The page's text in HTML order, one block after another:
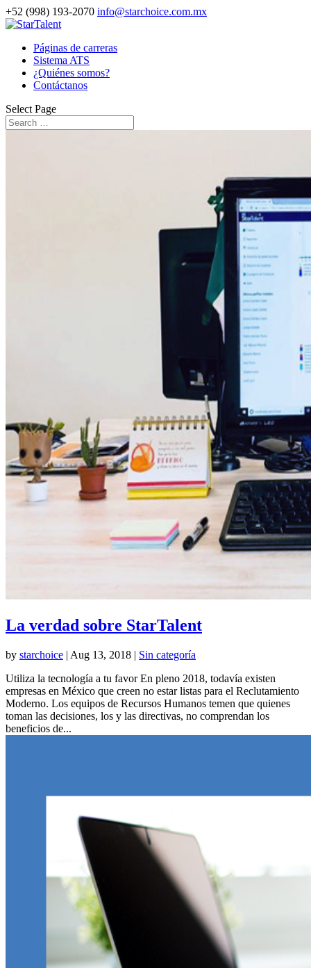
+52 (998) 193-2070 info@starchoice.com.mx
Páginas de carreras
Sistema ATS
¿Quiénes somos?
Contáctanos
Select Page
La verdad sobre StarTalent
by starchoice | Aug 13, 2018 | Sin categoría
Utiliza la tecnología a tu favor En pleno 2018, todavía existen
empresas en México que creen no estar listas para el Reclutamiento
Moderno. Los equipos de Recursos Humanos temen que quienes
toman las decisiones, los y las directivas, no comprendan los
beneficios de...